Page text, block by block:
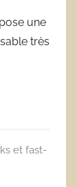
une
très
et fast-